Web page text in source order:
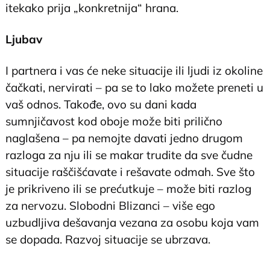
itekako prija „konkretnija“ hrana.
Ljubav
I partnera i vas će neke situacije ili ljudi iz okoline
čačkati, nervirati – pa se to lako možete preneti u
vaš odnos. Takođe, ovo su dani kada
sumnjičavost kod oboje može biti prilično
naglašena – pa nemojte davati jedno drugom
razloga za nju ili se makar trudite da sve čudne
situacije raščišćavate i rešavate odmah. Sve što
je prikriveno ili se prećutkuje – može biti razlog
za nervozu. Slobodni Blizanci – više ego
uzbudljiva dešavanja vezana za osobu koja vam
se dopada. Razvoj situacije se ubrzava.